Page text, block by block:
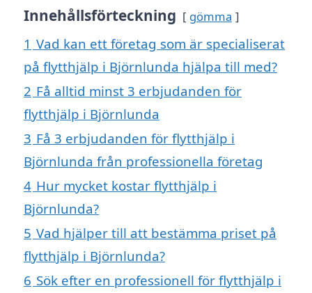
Innehållsförteckning gömma
1 Vad kan ett företag som är specialiserat
på flytthjälp i Björnlunda hjälpa till med?
2 Få alltid minst 3 erbjudanden för
flytthjälp i Björnlunda
3 Få 3 erbjudanden för flytthjälp i
Björnlunda från professionella företag
4 Hur mycket kostar flytthjälp i
Björnlunda?
5 Vad hjälper till att bestämma priset på
flytthjälp i Björnlunda?
6 Sök efter en professionell för flytthjälp i